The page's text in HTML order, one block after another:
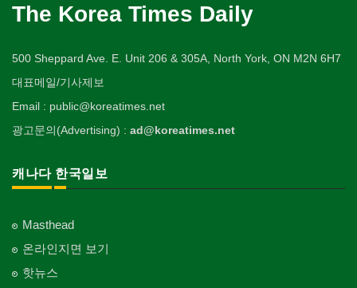
The Korea Times Daily
500 Sheppard Ave. E. Unit 206 & 305A, North York, ON M2N 6H7
대표메일/기사제보
Email : public@koreatimes.net
광고문의(Advertising) : ad@koreatimes.net
캐나다 한국일보
Masthead
온라인지면 보기
핫뉴스